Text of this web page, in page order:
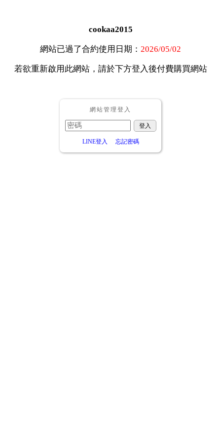
cookaa2015
網站已過了合約使用日期： 2026/05/02
若欲重新啟用此網站，請於下方登入後付費購買網站
網站管理登入
LINE登入 忘記密碼